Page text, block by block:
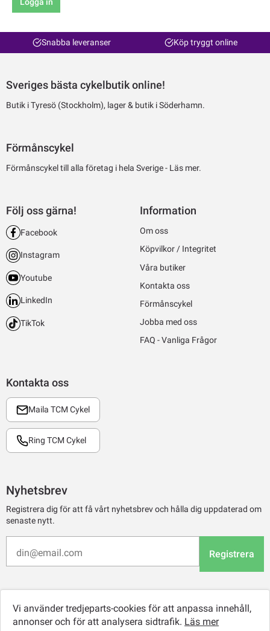
Snabba leveranser Köp tryggt online
Sveriges bästa cykelbutik online!
Butik i Tyresö (Stockholm), lager & butik i Söderhamn.
Förmånscykel
Förmånscykel till alla företag i hela Sverige - Läs mer.
Kontakta oss
Maila TCM Cykel
Ring TCM Cykel
Följ oss gärna!
Facebook
Instagram
Youtube
LinkedIn
TikTok
Information
Om oss
Köpvilkor / Integritet
Våra butiker
Kontakta oss
Förmånscykel
Jobba med oss
FAQ - Vanliga Frågor
Nyhetsbrev
Registrera dig för att få vårt nyhetsbrev och hålla dig uppdaterad om
senaste nytt.
Registrera
Vi använder tredjeparts-cookies för att anpassa innehåll,
annonser och för att analysera sidtrafik. Läs mer